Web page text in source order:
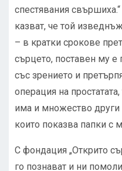
спестявания
казват, че той
– в кратки срокове
сърцето, поставен му
със зрението и
операция на
има и множество
които показва папки с
С фондация „Открито
го познават и ни